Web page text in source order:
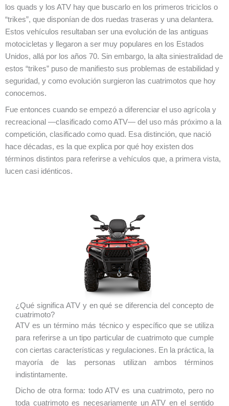
los quads y los ATV hay que buscarlo en los primeros triciclos o
“trikes”, que disponían de dos ruedas traseras y una delantera.
Estos vehículos resultaban ser una evolución de las antiguas
motocicletas y llegaron a ser muy populares en los Estados
Unidos, allá por los años 70. Sin embargo, la alta siniestralidad de
estos “trikes” puso de manifiesto sus problemas de estabilidad y
seguridad, y como evolución surgieron las cuatrimotos que hoy
conocemos.
Fue entonces cuando se empezó a diferenciar el uso agrícola y
recreacional —clasificado como ATV— del uso más próximo a la
competición, clasificado como quad. Esa distinción, que nació
hace décadas, es la que explica por qué hoy existen dos
términos distintos para referirse a vehículos que, a primera vista,
lucen casi idénticos.
¿Qué significa ATV y en qué se diferencia del concepto de
cuatrimoto?
ATV es un término más técnico y específico que se utiliza
para referirse a un tipo particular de cuatrimoto que cumple
con ciertas características y regulaciones. En la práctica, la
mayoría de las personas utilizan ambos términos
indistintamente.
Dicho de otra forma: todo ATV es una cuatrimoto, pero no
toda cuatrimoto es necesariamente un ATV en el sentido